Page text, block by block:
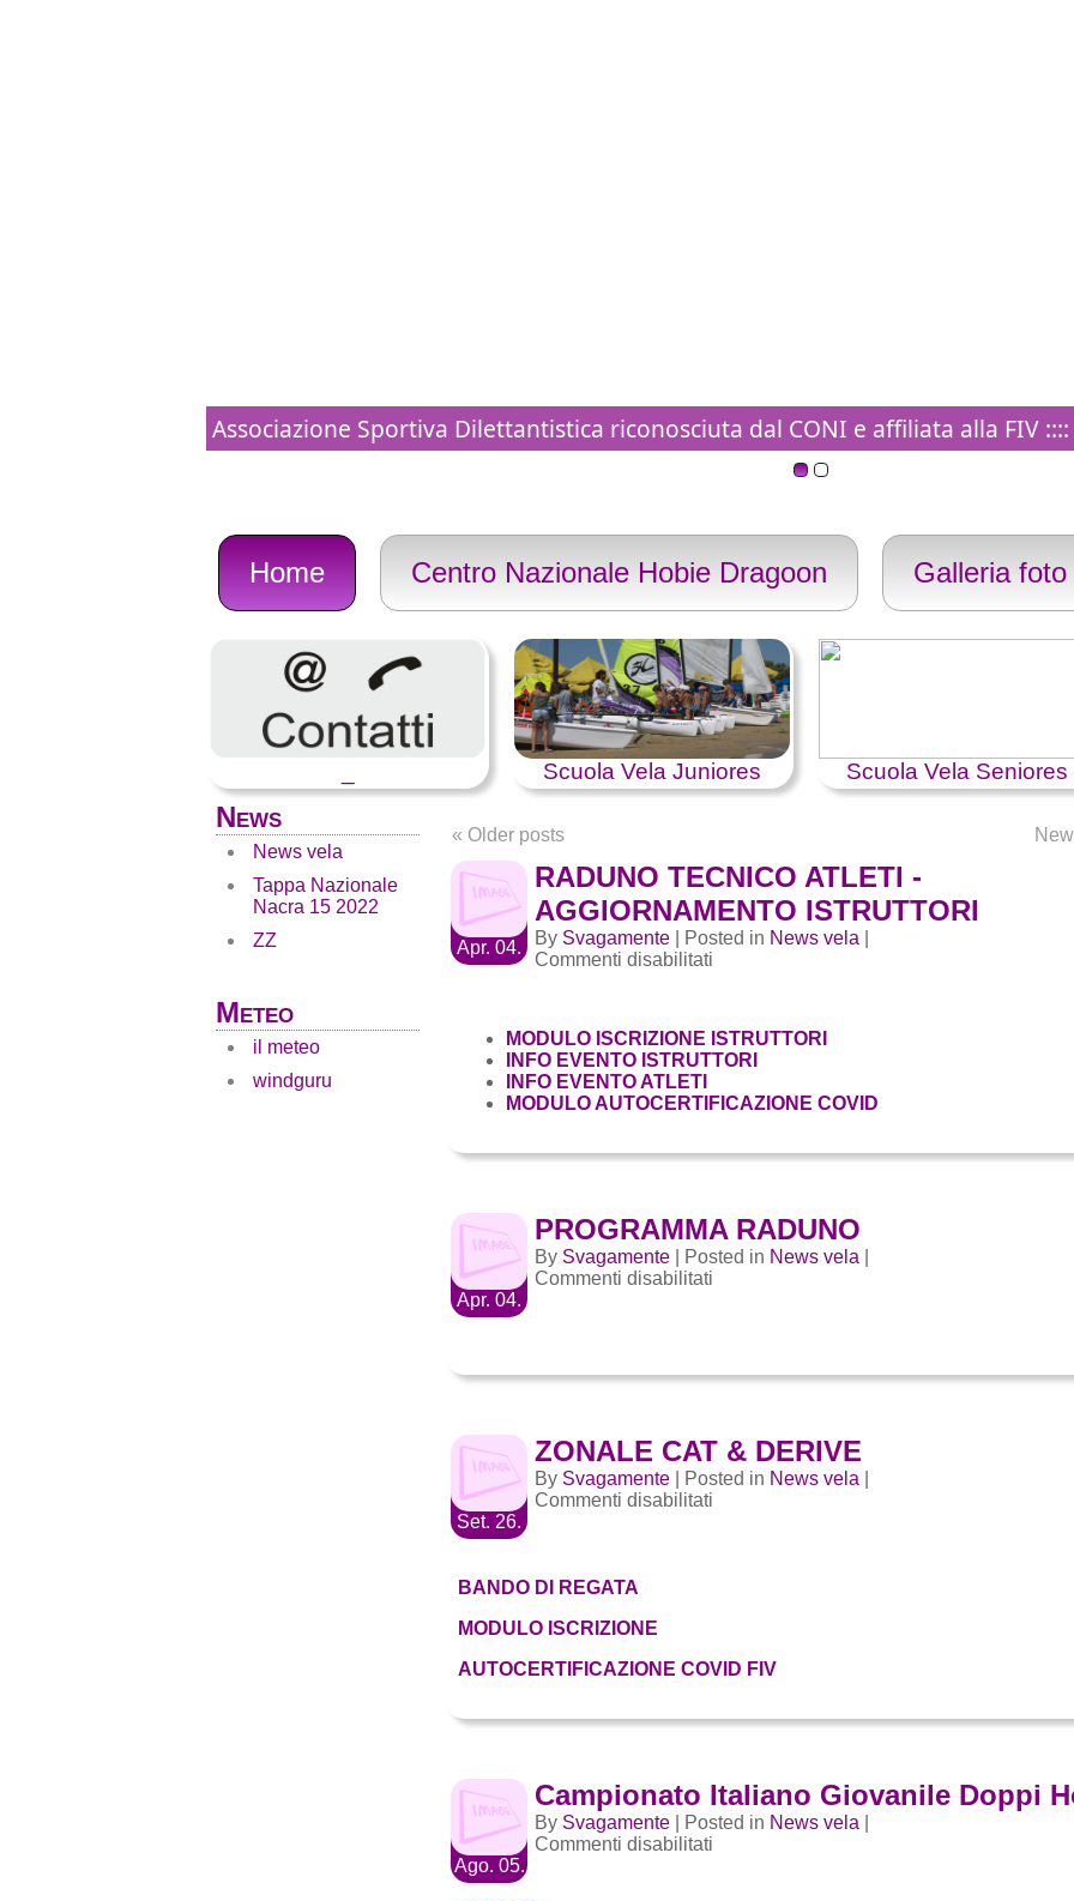
Associazione Sportiva Dilettantistica riconosciuta dal CONI e affiliata alla FIV ::::
Home Centro Nazionale Hobie Dragoon Galleria foto
Scuola Vela Juniores Scuola Vela Seniores
« Older posts
Apr. 04.
RADUNO TECNICO ATLETI -
AGGIORNAMENTO ISTRUTTORI
By Svagamente | Posted in News vela
Commenti disabilitati
-
AGGIORNAMENTO
MODULO ISCRIZIONE ISTRUTTORI
INFO EVENTO ISTRUTTORI
INFO EVENTO ATLETI
MODULO AUTOCERTIFICAZIONE COVID
Apr. 04.
PROGRAMMA RADUNO
By Svagamente | Posted in News vela
Commenti disabilitati
Set. 26.
ZONALE CAT & DERIVE
By Svagamente | Posted in News vela
Commenti disabilitati
BANDO DI REGATA
MODULO ISCRIZIONE
AUTOCERTIFICAZIONE COVID FIV
Ago. 05.
Campionato Italiano Giovanile Doppi
By Svagamente | Posted in News vela
Commenti disabilitati
News
News vela
Tappa Nazionale
Nacra 15 2022
ZZ
Meteo
il meteo
windguru